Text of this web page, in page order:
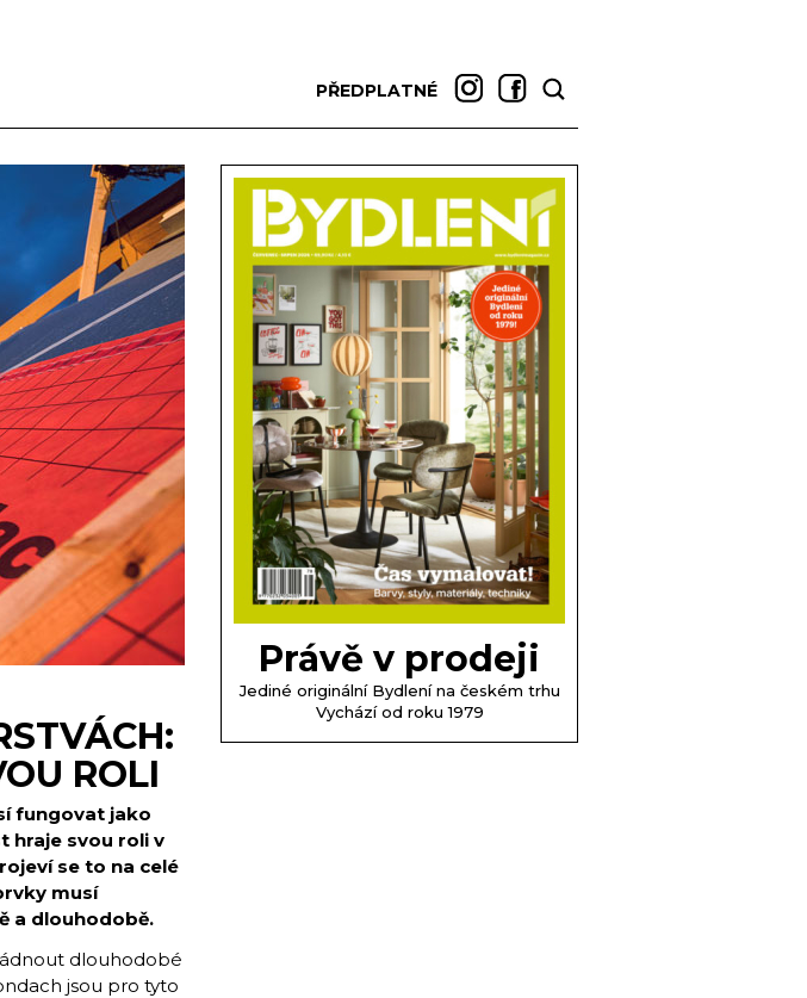
PŘEDPLATNÉ
ROLI
fungovat jako
hraje svou roli v
se to na celé
musí
a dlouhodobě.
dlouhodobé
jsou pro tyto
Právě v prodeji
Jediné originální Bydlení na českém trhu
Vychází od roku 1979